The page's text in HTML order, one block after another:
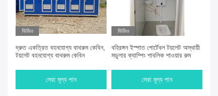
ভিডিও
দ্রুত একত্রিত বহনযোগ্য বাথরুম কেবিন,
টয়লেট বহনযোগ্য বাথরুম কেবিন
সেরা মূল্য পান
ভিডিও
বহিরঙ্গন ইস্পাত পোর্টেবল টয়লেট অস্থায়ী
মডুলার ক্যাম্পিং পাবলিক শাওয়ার রুম
সেরা মূল্য পান